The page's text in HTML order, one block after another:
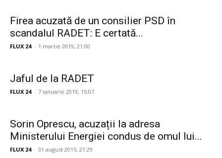
Firea acuzată de un consilier PSD în
scandalul RADET: E certată...
FLUX 24 - 1 martie 2019, 21:00
Jaful de la RADET
FLUX 24 - 7 ianuarie 2019, 15:07
Sorin Oprescu, acuzații la adresa
Ministerului Energiei condus de omul lui...
FLUX 24 - 31 august 2015, 21:29